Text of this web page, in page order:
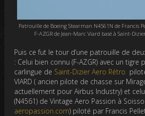
Patrouille de Boeing Stearman N4561N de Francis
F-AZGR de Jean-Marc Viard basé à Saint-
Puis ce fut le tour d’une patrouille de
: Celui bien connu (F-AZGR) avec un tigre
carlingue de Saint-Dizier Aero Rétro
VIARD ( ancien pilote de chasse sur
actuellement pour Airbus Industry) et
(N4561) de Vintage Aero Passion à
aeropassion.com) piloté par Francis